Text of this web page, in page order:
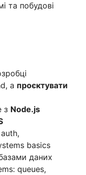
та побудові
а проєктувати
з Node.js
basics
даних
queues,